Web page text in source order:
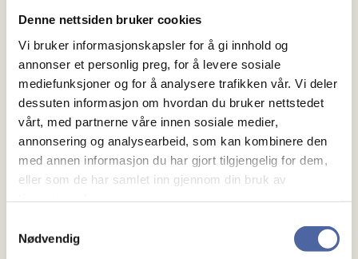
Denne nettsiden bruker cookies
Vi bruker informasjonskapsler for å gi innhold og
annonser et personlig preg, for å levere sosiale
mediefunksjoner og for å analysere trafikken vår. Vi deler
dessuten informasjon om hvordan du bruker nettstedet
vårt, med partnerne våre innen sosiale medier,
annonsering og analysearbeid, som kan kombinere den
med annen informasjon du har gjort tilgjengelig for dem,
eller som de har samlet inn gjennom din bruk av
Nødvendig
Om MS
Om MS
Ny med MS